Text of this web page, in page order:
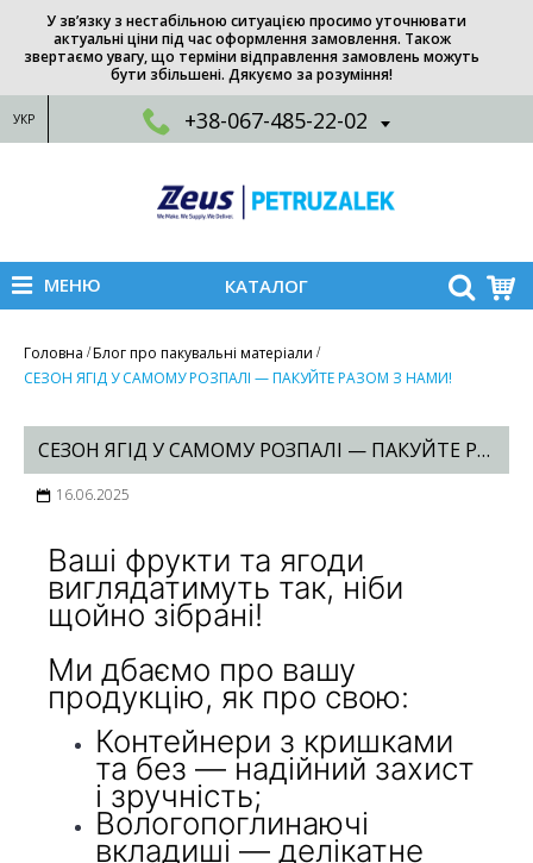
У зв’язку з нестабільною ситуацією просимо уточнювати
актуальні ціни під час оформлення замовлення. Також
звертаємо увагу, що терміни відправлення замовлень можуть
бути збільшені. Дякуємо за розуміння!
УКР +38-067-485-22-02
МЕНЮ КАТАЛОГ
Головна Блог про пакувальні матеріали
СЕЗОН ЯГІД У САМОМУ РОЗПАЛІ — ПАКУЙТЕ РАЗОМ З НАМИ!
СЕЗОН ЯГІД У САМОМУ РОЗПАЛІ — ПАКУЙТЕ РАЗОМ З НАМИ!
16.06.2025
Ваші фрукти та ягоди
виглядатимуть так, ніби
щойно зібрані!
Ми дбаємо про вашу
продукцію, як про свою:
Контейнери з кришками
та без — надійний захист
і зручність;
Вологопоглинаючі
вкладиші — делікатне